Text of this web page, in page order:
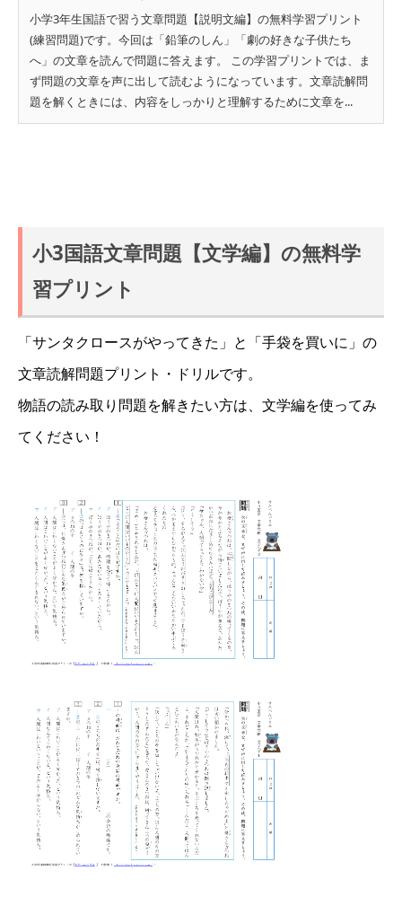
小学3年生国語で習う文章問題【説明文編】の無料学習プリント
(練習問題)です。今回は「鉛筆のしん」「劇の好きな子供たち
へ」の文章を読んで問題に答えます。 この学習プリントでは、ま
ず問題の文章を声に出して読むようになっています。文章読解問
題を解くときには、内容をしっかりと理解するために文章を...
小3国語文章問題【文学編】の無料学
習プリント
「サンタクロースがやってきた」と「手袋を買いに」の
文章読解問題プリント・ドリルです。
物語の読み取り問題を解きたい方は、文学編を使ってみ
てください！